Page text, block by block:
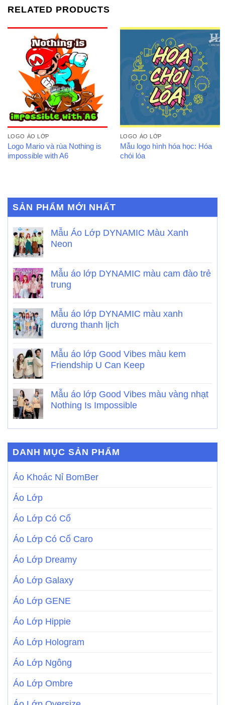
RELATED PRODUCTS
LOGO ÁO LỚP
Logo Mario và rùa Nothing is
impossible with A6
LOGO ÁO LỚP
Mẫu logo hình hóa học: Hóa
chói lóa
SẢN PHẨM MỚI NHẤT
Mẫu Áo Lớp DYNAMIC Màu Xanh
Neon
Mẫu áo lớp DYNAMIC màu cam đào trẻ
trung
Mẫu áo lớp DYNAMIC màu xanh
dương thanh lịch
Mẫu áo lớp Good Vibes màu kem
Friendship U Can Keep
Mẫu áo lớp Good Vibes màu vàng nhạt
Nothing Is Impossible
DANH MỤC SẢN PHẨM
Áo Khoác Nỉ BomBer
Áo Lớp
Áo Lớp Có Cổ
Áo Lớp Có Cổ Caro
Áo Lớp Dreamy
Áo Lớp Galaxy
Áo Lớp GENE
Áo Lớp Hippie
Áo Lớp Hologram
Áo Lớp Ngông
Áo Lớp Ombre